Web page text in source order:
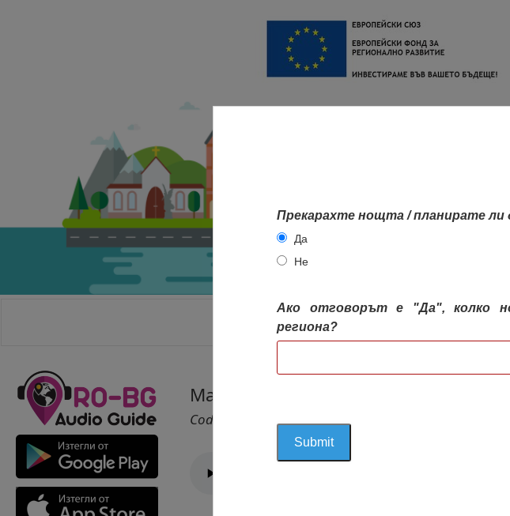
НАЧАЛО
Манастир “Св.Пророк Илия”,
Cod 2764
Прекарахте нощта / планирате ли
Да
Не
Ако отговорът е "Да", колко
региона?